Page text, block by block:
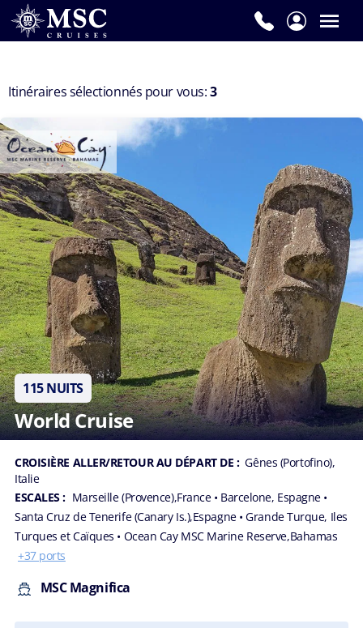
Itinéraires sélectionnés pour vous:3
115 NUITS
World Cruise
CROISIÈRE ALLER/RETOUR AU DÉPART DE : Gênes (Portofino),
Italie
ESCALES : Marseille (Provence),France • Barcelone, Espagne •
Santa Cruz de Tenerife (Canary Is.),Espagne • Grande Turque, Iles
Turques et Caïques • Ocean Cay MSC Marine Reserve,Bahamas
+37 ports
MSC Magnifica
Prénom
*
Nom
de
famille
*
E-
mail
*
Numéro
de
*
Être
rappelé
par un
conseiller